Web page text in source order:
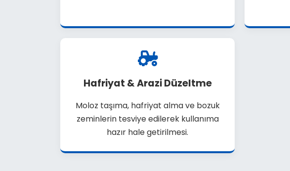
Hafriyat & Arazi Düzeltme
Moloz taşıma, hafriyat alma ve bozuk
zeminlerin tesviye edilerek kullanıma
hazır hale getirilmesi.